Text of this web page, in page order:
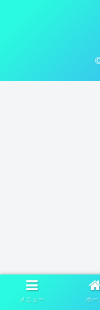
メニュー ホー